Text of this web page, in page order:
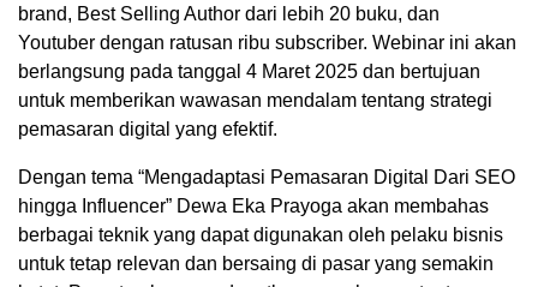
brand, Best Selling Author dari lebih 20 buku, dan
Youtuber dengan ratusan ribu subscriber. Webinar ini akan
berlangsung pada tanggal 4 Maret 2025 dan bertujuan
untuk memberikan wawasan mendalam tentang strategi
pemasaran digital yang efektif.
Dengan tema “Mengadaptasi Pemasaran Digital Dari SEO
hingga Influencer” Dewa Eka Prayoga akan membahas
berbagai teknik yang dapat digunakan oleh pelaku bisnis
untuk tetap relevan dan bersaing di pasar yang semakin